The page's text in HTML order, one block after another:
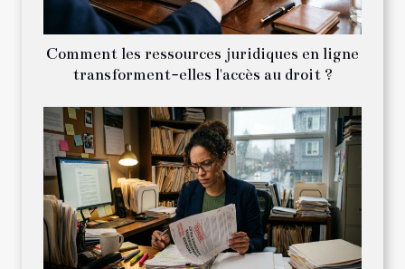
Comment les ressources juridiques en ligne
transforment-elles l'accès au droit ?